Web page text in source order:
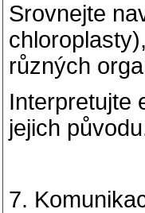
Srovnejte
různých
Interpretujte
jejich
7.